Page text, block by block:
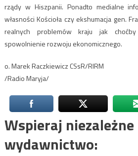
rządy w Hiszpanii. Ponadto medialne
własności Kościoła czy ekshumacja gen.
realnych problemów kraju jak
spowolnienie rozwoju ekonomicznego.
o. Marek Raczkiewicz CSsR/RIRM
/Radio Maryja/
Wspieraj niezależne
wydawnictwo: